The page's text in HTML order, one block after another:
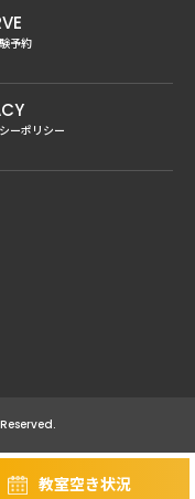
教室空き状況
予約
ーポリシー